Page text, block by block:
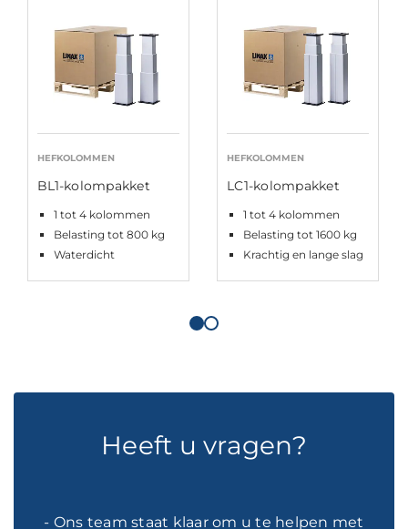
HEFKOLOMMEN
BL1-kolompakket
1 tot 4 kolommen
Belasting tot 800 kg
Waterdicht
HEFKOLOMMEN
LC1-kolompakket
1 tot 4 kolommen
Belasting tot 1600 kg
Krachtig en lange slag
Heeft u vragen?
- Ons team staat klaar om u te helpen met